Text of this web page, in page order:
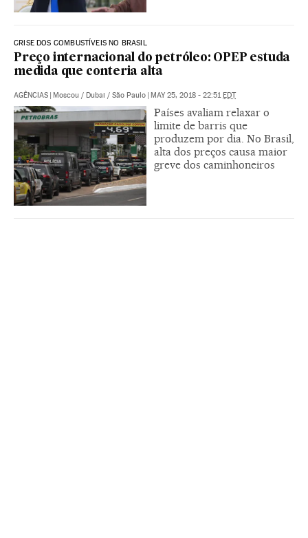
CRISE DOS COMBUSTÍVEIS NO BRASIL
Preço internacional do petróleo: OPEP estuda
medida que conteria alta
AGÊNCIAS | Moscou / Dubai / São Paulo | MAY 25, 2018 - 22:51EDT
Países avaliam relaxar o
limite de barris que
produzem por dia. No Brasil,
alta dos preços causa maior
greve dos caminhoneiros